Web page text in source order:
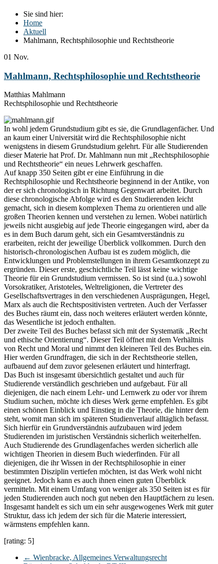
Sie sind hier:
Home
Aktuell
Mahlmann, Rechtsphilosophie und Rechtstheorie
01 Nov.
Mahlmann, Rechtsphilosophie und Rechtstheorie
Matthias Mahlmann
Rechtsphilosophie und Rechtstheorie
In wohl jedem Grundstudium gibt es sie, die Grundlagenfächer. Und
an kaum einer Universität wird die Rechtsphilosophie nicht
wenigstens in diesem Grundstudium gelehrt. Für alle Studierenden
dieser Materie hat Prof. Dr. Mahlmann nun mit „Rechtsphilosophie
und Rechtstheorie“ ein neues Lehrwerk geschaffen.
Auf knapp 350 Seiten gibt er eine Einführung in die
Rechtsphilosophie und Rechtstheorie beginnend in der Antike, von
der er sich chronologisch in Richtung Gegenwart arbeitet. Durch
diese chronologische Abfolge wird es den Studierenden leicht
gemacht, sich in diesem komplexen Thema zu orientieren und alle
großen Theorien kennen und verstehen zu lernen. Wobei natürlich
jeweils nicht ausgiebig auf jede Theorie eingegangen wird, aber da
es in dem Buch darum geht, sich ein Gesamtverständnis zu
erarbeiten, reicht der jeweilige Überblick vollkommen. Durch den
historisch-chronologischen Aufbau ist es zudem möglich, die
Entwicklungen und Problemstellungen in ihrem Gesamtkonzept zu
ergründen. Dieser erste, geschichtliche Teil lässt keine wichtige
Theorie für ein Grundstudium vermissen. So ist sind (u.a.) sowohl
Vorsokratiker, Aristoteles, Weltreligionen, die Vertreter des
Gesellschaftsvertrages in den verschiedenen Ausprägungen, Hegel,
Marx als auch die Rechtspositivisten vertreten. Auch der Verfasser
des Buches räumt ein, dass noch weiteres erläutert werden könnte,
das Wesentliche ist jedoch enthalten.
Der zweite Teil des Buches befasst sich mit der Systematik „Recht
und ethische Orientierung“. Dieser Teil öffnet mit dem Verhältnis
von Recht und Moral und nimmt den kleineren Teil des Buches ein.
Hier werden Grundfragen, die sich in der Rechtstheorie stellen,
aufbauend auf dem zuvor gelesenen erläutert und hinterfragt.
Das Buch ist insgesamt übersichtlich gestaltet und auch für
Studierende verständlich geschrieben und aufgebaut. Für all
diejenigen, die nach einem Lehr- und Lernwerk zu oder vor ihrem
Studium suchen, möchte ich dieses Werk gerne empfehlen. Es gibt
einen schönen Einblick und Einstieg in die Theorie, die hinter dem
steht, womit man sich im späteren Studienverlauf alltäglich befasst.
Sich hierfür ein Grundverständnis aufzubauen wird jedem
Studierenden im juristischen Verständnis sicherlich weiterhelfen.
Auch Studierende des Grundlagenfaches werden sicherlich alle
wichtigen Theorien in diesem Buch wiederfinden. Für all
diejenigen, die ihr Wissen in der Rechtsphilosophie in einer
bestimmten Disziplin vertiefen möchten, ist das Werk wohl nicht
geeignet. Jedoch kann es auch ihnen einen guten Überblick
vermitteln. Mit einem Umfang von weniger als 350 Seiten ist es für
jeden Studierenden auch noch gut neben den Hauptfächern zu lesen.
Insgesamt handelt es sich um ein sehr ausgewogenes Werk mit guter
Struktur, dass ich jedem der sich für die Materie interessiert,
wärmstens empfehlen kann.
[rating: 5]
← Wienbracke, Allgemeines Verwaltungsrecht